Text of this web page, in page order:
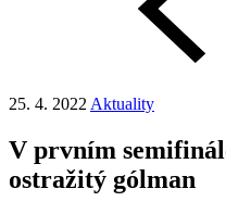
25. 4. 2022 Aktuality
V prvním
ostražitý gólman